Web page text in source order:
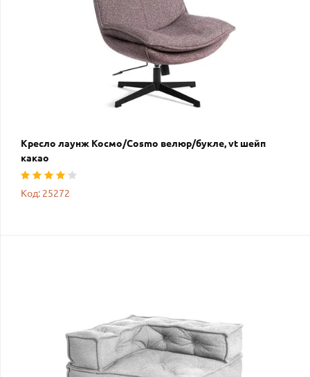
Кресло лаунж Космо/Cosmo велюр/букле, vt шейп
какао
Код: 25272